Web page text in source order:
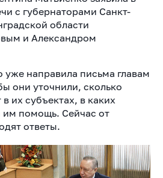
с губернаторами Санкт-
области
и Александром
уже направила письма главам
они уточнили, сколько
их субъектах, в каких
им помощь. Сейчас от
ответы.